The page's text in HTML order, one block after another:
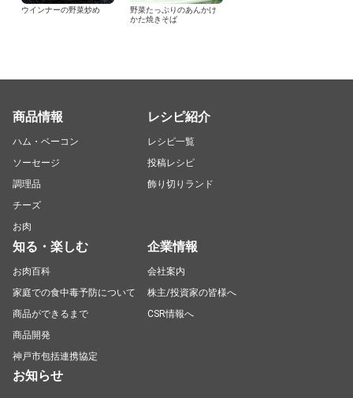
ウインナーの野菜炒め
野菜たっぷりのあんかけ
かた焼きそば
商品情報
ハム・ベーコン
ソーセージ
調理品
チーズ
お肉
レシピ紹介
レシピ一覧
投稿レシピ
飾り切りランド
知る・楽しむ
お肉百科
家庭での食中毒予防について
商品ができるまで
商品開発
神戸市包括連携協定
企業情報
会社案内
株主/投資家の皆様へ
CSR情報へ
お知らせ